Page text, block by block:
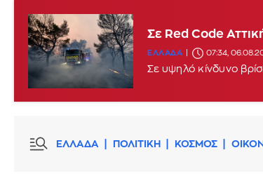
Σε Red Code
ΕΛΛΑΔΑ 07:34,
Σε υψηλό κίνδυνο
ΕΛΛΑΔΑ ΠΟΛΙΤΙΚΗ ΚΟΣΜΟΣ